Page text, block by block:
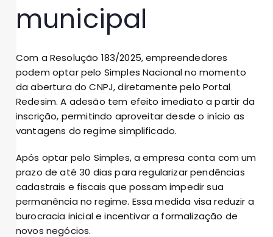
municipal
Com a Resolução 183/2025, empreendedores
podem optar pelo Simples Nacional no momento
da abertura do CNPJ, diretamente pelo Portal
Redesim. A adesão tem efeito imediato a partir da
inscrição, permitindo aproveitar desde o início as
vantagens do regime simplificado.
Após optar pelo Simples, a empresa conta com um
prazo de até 30 dias para regularizar pendências
cadastrais e fiscais que possam impedir sua
permanência no regime. Essa medida visa reduzir a
burocracia inicial e incentivar a formalização de
novos negócios.